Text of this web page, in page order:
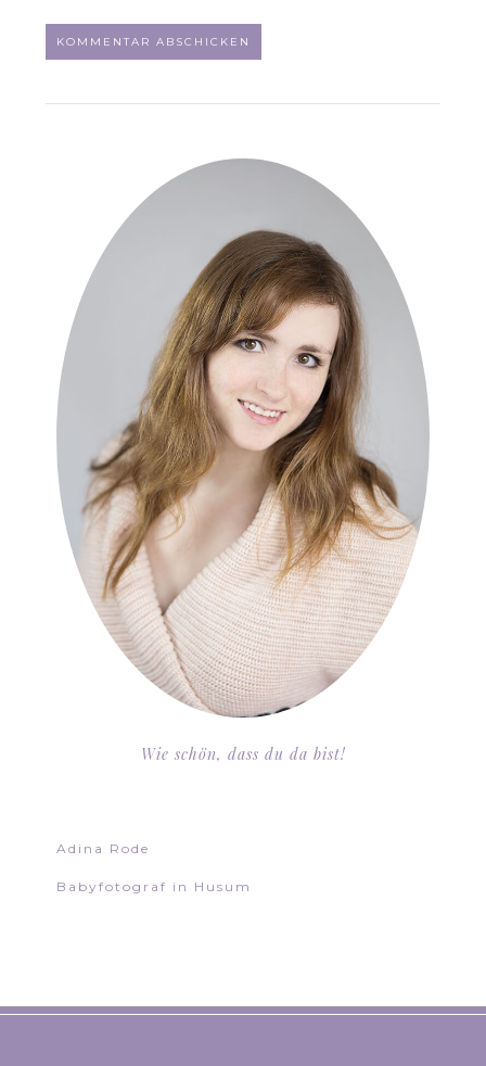
Wie schön, dass du da bist!
Adina Rode
Babyfotograf in Husum